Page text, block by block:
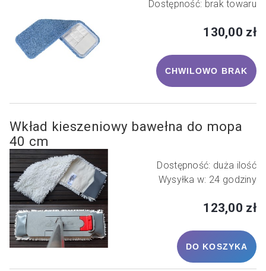
Dostępność: brak towaru
130,00 zł
CHWILOWO BRAK
Wkład kieszeniowy bawełna do mopa
40 cm
Dostępność: duża ilość
Wysyłka w: 24 godziny
123,00 zł
DO KOSZYKA